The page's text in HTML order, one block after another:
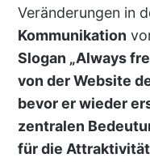
Veränderungen in
Kommunikation
Slogan „Always
von der Website
bevor er wieder
zentralen
für die